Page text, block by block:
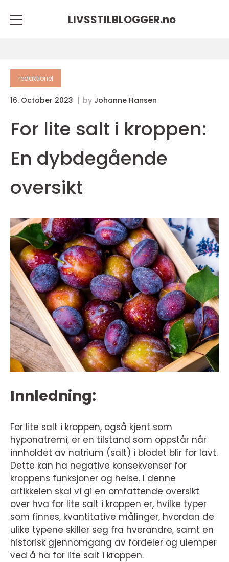
LIVSSTILBLOGGER.no
redaktionel
16. October 2023 by Johanne Hansen
For lite salt i kroppen:
En dybdegående
oversikt
Innledning:
For lite salt i kroppen, også kjent som
hyponatremi, er en tilstand som oppstår når
innholdet av natrium (salt) i blodet blir for lavt.
Dette kan ha negative konsekvenser for
kroppens funksjoner og helse. I denne
artikkelen skal vi gi en omfattende oversikt
over hva for lite salt i kroppen er, hvilke typer
som finnes, kvantitative målinger, hvordan de
ulike typene skiller seg fra hverandre, samt en
historisk gjennomgang av fordeler og ulemper
ved å ha for lite salt i kroppen.